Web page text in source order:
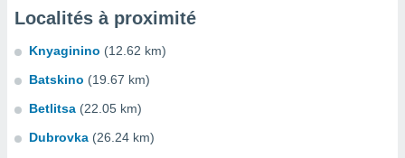
Localités à proximité
Knyaginino (12.62 km)
Batskino (19.67 km)
Betlitsa (22.05 km)
Dubrovka (26.24 km)